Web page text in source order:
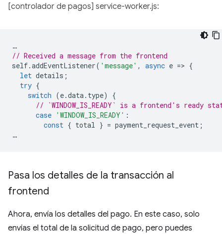
[controlador de pagos] service-worker.js:
…
// Received a message from the frontend
self.addEventListener( 'message' , async e => {
let details ;
try {
switch (e.data. type)
{
// `WINDOW_IS_READY` is a frontend's ready
case 'WINDOW_IS_READY' :
const { total } = payment_request_event ;
…
Pasa los detalles de la transacción al
frontend
Ahora, envía los detalles del pago. En este caso, solo
envías el total de la solicitud de pago, pero puedes